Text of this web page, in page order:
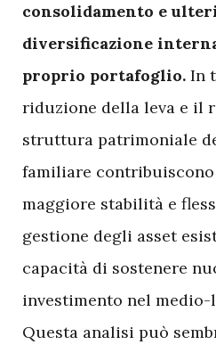
consolidamento e
diversificazione
proprio portafoglio. In
riduzione della leva e il
struttura patrimoniale
familiare
maggiore stabilità e
gestione degli asset
capacità di sostenere
investimento nel
Questa analisi può